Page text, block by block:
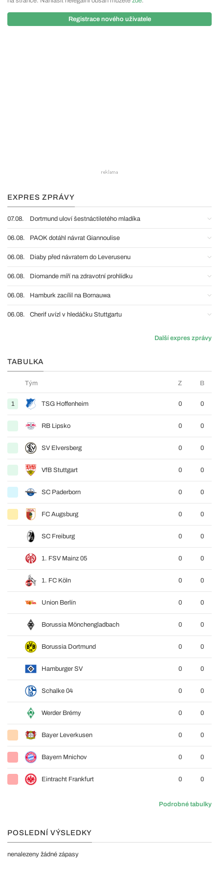
Registrace nového uživatele
EXPRES ZPRÁVY
07.08. Dortmund uloví šestnáctiletého mladíka
06.08. PAOK dotáhl návrat Giannoulise
06.08. Diaby před návratem do Leverusenu
06.08. Diomande míří na zdravotní prohlídku
06.08. Hamburk zacílil na Bornauwa
06.08. Cherif uvízl v hledáčku Stuttgartu
Další expres zprávy
TABULKA
Tým Z B
1 TSG Hoffenheim 0 0
RB Lipsko 0 0
SV Elversberg 0 0
VfB Stuttgart 0 0
SC Paderborn 0 0
FC Augsburg 0 0
SC Freiburg 0 0
1. FSV Mainz 05 0 0
1. FC Köln 0 0
Union Berlín 0 0
Borussia Mönchengladbach 0 0
Borussia Dortmund 0 0
Hamburger SV 0 0
Schalke 04 0 0
Werder Brémy 0 0
Bayer Leverkusen 0 0
Bayern Mnichov 0 0
Eintracht Frankfurt 0 0
Podrobné tabulky
POSLEDNÍ VÝSLEDKY
nenalezeny žádné zápasy